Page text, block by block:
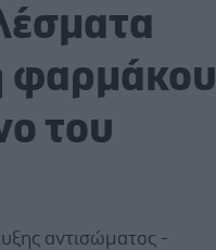
φαρμάκου
του
αντισώματος -